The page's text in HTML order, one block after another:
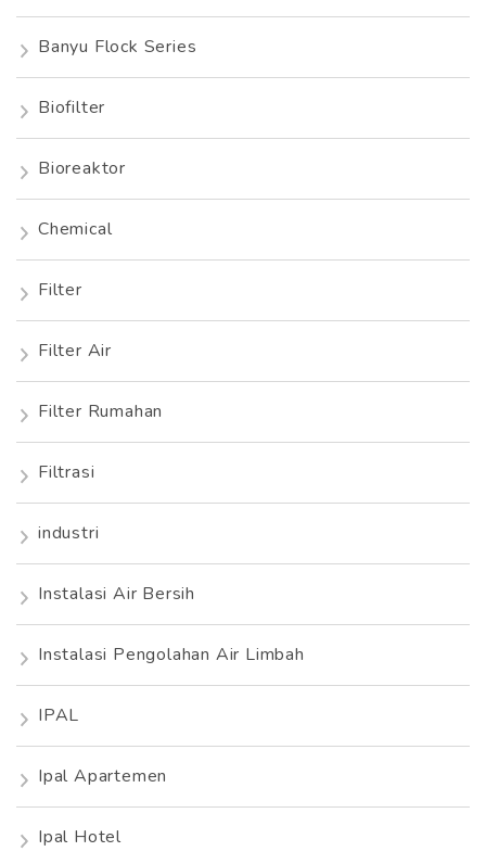
Banyu Flock Series
Biofilter
Bioreaktor
Chemical
Filter
Filter Air
Filter Rumahan
Filtrasi
industri
Instalasi Air Bersih
Instalasi Pengolahan Air Limbah
IPAL
Ipal Apartemen
Ipal Hotel